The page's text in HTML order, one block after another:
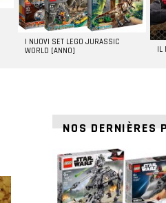
I NUOVI SET LEGO JURASSIC
WORLD [ANNO]
IL
NOS DERNIÈRES